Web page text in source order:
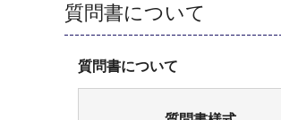
質問書について
質問書について